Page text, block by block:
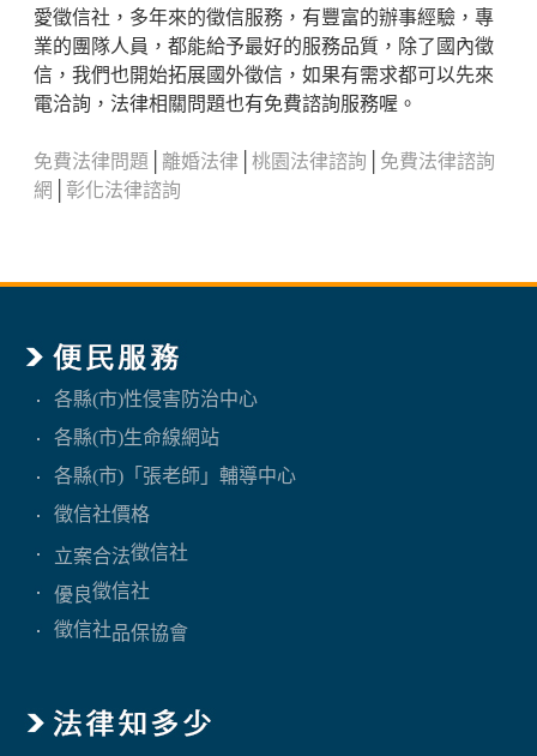
愛徵信社，多年來的徵信服務，有豐富的辦事經驗，專
業的團隊人員，都能給予最好的服務品質，除了國內徵
信，我們也開始拓展國外徵信，如果有需求都可以先來
電洽詢，法律相關問題也有免費諮詢服務喔。
免費法律問題 離婚法律 桃園法律諮詢
免費法律諮詢
網
彰化法律諮詢
各縣(市)性侵害防治中心
各縣(市)生命線網站
各縣(市)「張老師」輔導中心
徵信社價格
立案合法徵信社
優良徵信社
徵信社品保協會